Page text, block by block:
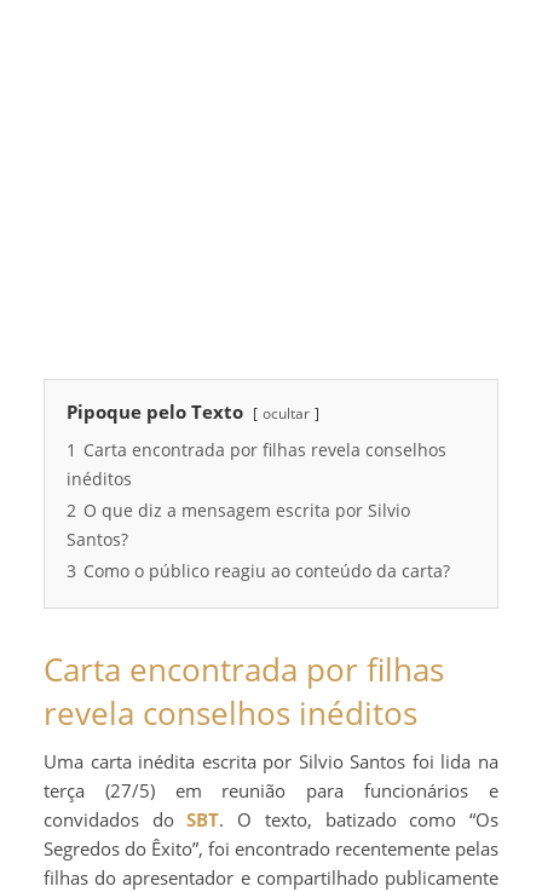
Pipoque pelo Texto ocultar
1 Carta encontrada por filhas revela conselhos
inéditos
2 O que diz a mensagem escrita por Silvio
Santos?
3 Como o público reagiu ao conteúdo da carta?
Carta encontrada por filhas
revela conselhos inéditos
Uma carta inédita escrita por Silvio Santos foi lida na
terça (27/5) em reunião para funcionários e
convidados doSBT. O texto, batizado como “Os
Segredos do Êxito”, foi encontrado recentemente pelas
filhas do apresentador e compartilhado publicamente